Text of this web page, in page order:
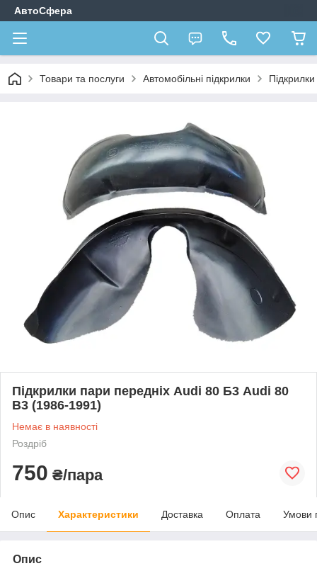
АвтоСфера
Товари та послуги Автомобільні підкрилки
Підкрилки пари передніх Audi 80 Б3 Audi 80
B3 (1986-1991)
Немає в наявності
Роздріб
750 ₴/пара
Опис Характеристики Доставка Оплата Умови
Опис